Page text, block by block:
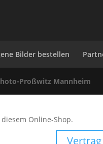
Bilder bestellen
Proßwitz Mannheim
Online-Shop.